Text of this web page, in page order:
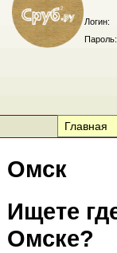
Логин:
Пароль:
Омск
Ищете
Омске?